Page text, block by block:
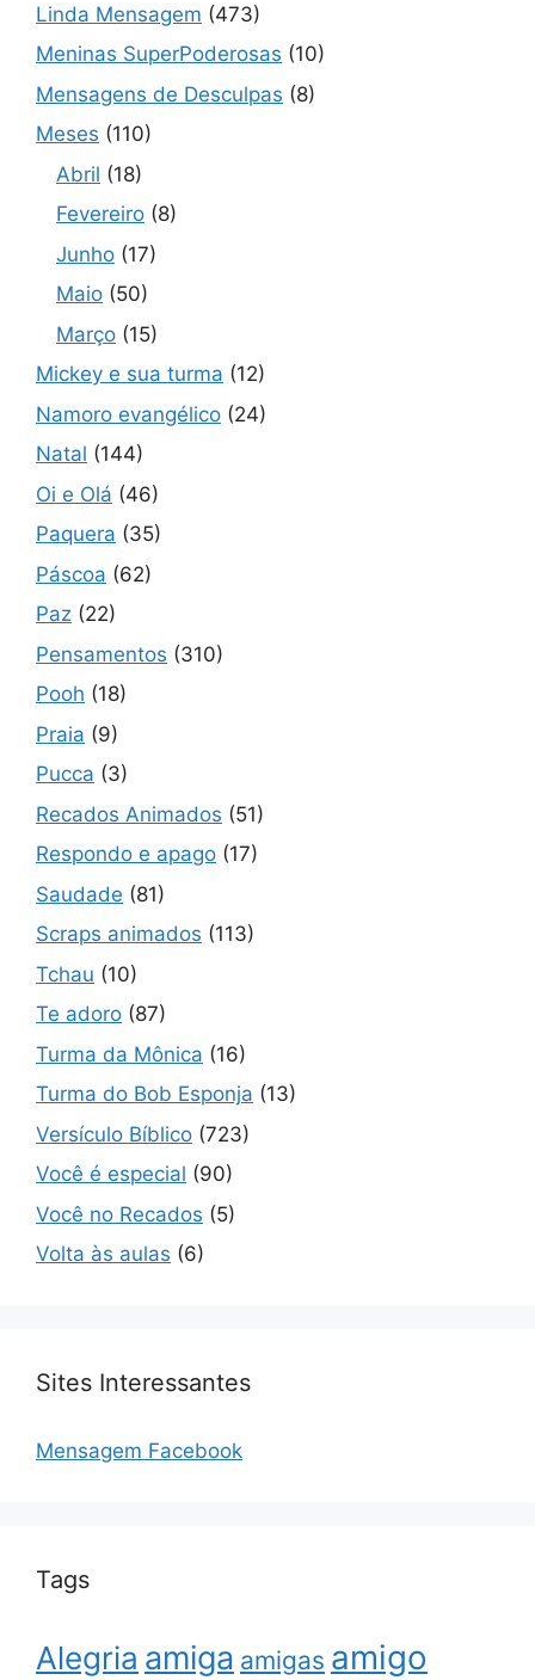
Linda Mensagem (473)
Meninas SuperPoderosas (10)
Mensagens de Desculpas (8)
Meses (110)
Abril (18)
Fevereiro (8)
Junho (17)
Maio (50)
Março (15)
Mickey e sua turma (12)
Namoro evangélico (24)
Natal (144)
Oi e Olá (46)
Paquera (35)
Páscoa (62)
Paz (22)
Pensamentos (310)
Pooh (18)
Praia (9)
Pucca (3)
Recados Animados (51)
Respondo e apago (17)
Saudade (81)
Scraps animados (113)
Tchau (10)
Te adoro (87)
Turma da Mônica (16)
Turma do Bob Esponja (13)
Versículo Bíblico (723)
Você é especial (90)
Você no Recados (5)
Volta às aulas (6)
Sites Interessantes
Mensagem Facebook
Tags
Alegria amiga amigas amigo